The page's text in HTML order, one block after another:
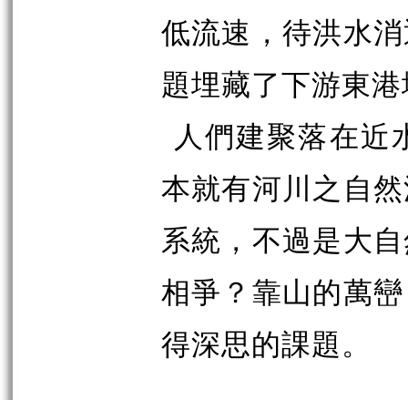
低流速，待洪水
題埋藏了下游東
人們建聚落在近
本就有河川之自
系統，不過是大
相爭？靠山的萬
得深思的課題。